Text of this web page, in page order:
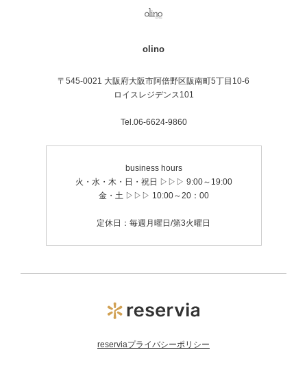
olino
〒545-0021 大阪府大阪市阿倍野区阪南町5丁目10-6
ロイスレジデンス101
Tel.06-6624-9860
business hours
火・水・木・日・祝日 ▷▷▷ 9:00～19:00
金・土 ▷▷▷ 10:00～20：00
定休日：毎週月曜日/第3火曜日
reserviaプライバシーポリシー